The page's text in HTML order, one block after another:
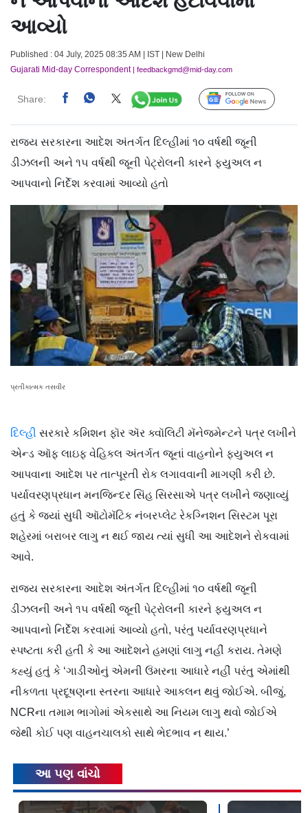
આવ્યો
Published : 04 July, 2025 08:35 AM | IST | New Delhi
Gujarati Mid-day Correspondent| feedbackgmd@mid-day.com
Share: Follow Us
રાજ્ય સરકારના આદેશ અંતર્ગત દિલ્હીમાં ૧૦ વર્ષથી જૂની
ડીઝલની અને ૧૫ વર્ષથી જૂની પેટ્રોલની કારને ફ્યુઅલ ન
આપવાનો નિર્દેશ કરવામાં આવ્યો હતો
પ્રતીકાત્મક તસવીર
દિલ્હી સરકારે કમિશન ફૉર ઍર ક્વૉલિટી મૅનેજમેન્ટને પત્ર લખીને
એન્ડ ઑફ લાઇફ વેહિકલ અંતર્ગત જૂનાં વાહનોને ફ્યુઅલ ન
આપવાના આદેશ પર તાત્પૂરતી રોક લગાવવાની માગણી કરી છે.
પર્યાવરણપ્રધાન મનજિન્દર સિંહ સિરસાએ પત્ર લખીને જણાવ્યું
હતું કે જ્યાં સુધી ઑટોમૅટિક નંબરપ્લેટ રેકગ્નિશન સિસ્ટમ પૂરા
શહેરમાં બરાબર લાગુ ન થઈ જાય ત્યાં સુધી આ આદેશને રોકવામાં
આવે.
રાજ્ય સરકારના આદેશ અંતર્ગત દિલ્હીમાં ૧૦ વર્ષથી જૂની
ડીઝલની અને ૧૫ વર્ષથી જૂની પેટ્રોલની કારને ફ્યુઅલ ન
આપવાનો નિર્દેશ કરવામાં આવ્યો હતો, પરંતુ પર્યાવરણપ્રધાને
સ્પષ્ટતા કરી હતી કે આ આદેશને હમણાં લાગુ નહીં કરાય. તેમણે
કહ્યું હતું કે ‘ગાડીઓનું એમની ઉંમરના આધારે નહીં પરંતુ એમાંથી
નીકળતા પ્રદૂષણના સ્તરના આધારે આકલન થવું જોઈએ. બીજું,
NCRના તમામ ભાગોમાં એકસાથે આ નિયમ લાગુ થવો જોઈએ
જેથી કોઈ પણ વાહનચાલકો સાથે ભેદભાવ ન થાય.’
આ પણ વાંચો